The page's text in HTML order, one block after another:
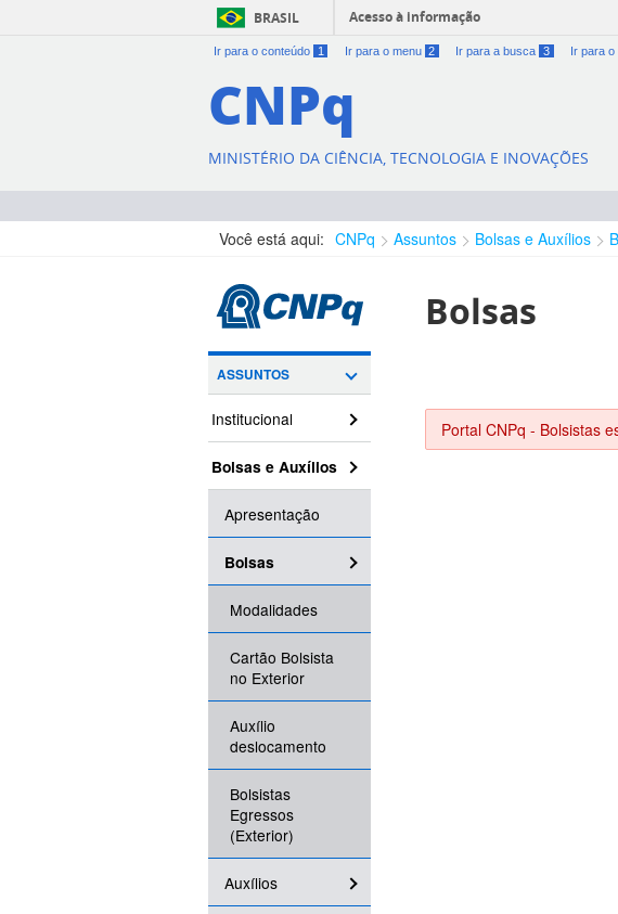
BRASIL Acesso à informação
Ir para o conteúdo 1 Ir para o menu 2 Ir para a busca 3 Ir para o
CNPq
MINISTÉRIO DA CIÊNCIA, TECNOLOGIA E INOVAÇÕES
Você está aqui: CNPq Assuntos Bolsas e Auxílios
ASSUNTOS
Institucional
Bolsas e Auxílios
Apresentação
Bolsas
Modalidades
Cartão Bolsista
no Exterior
Auxílio
deslocamento
Bolsistas
Egressos
(Exterior)
Auxílios
Bolsas
Portal CNPq - Bolsistas